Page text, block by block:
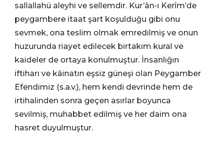
sallallahü aleyhi ve sellemdir. Kur’ân-ı Kerîm’de
peygambere itaat şart koşulduğu gibi onu
sevmek, ona teslim olmak emredilmiş ve onun
huzurunda riayet edilecek birtakım kural ve
kaideler de ortaya konulmuştur. İnsanlığın
iftiharı ve kâinatın eşsiz güneşi olan Peygamber
Efendimiz (s.a.v.), hem kendi devrinde hem de
irtihalinden sonra geçen asırlar boyunca
sevilmiş, muhabbet edilmiş ve her daim ona
hasret duyulmuştur.